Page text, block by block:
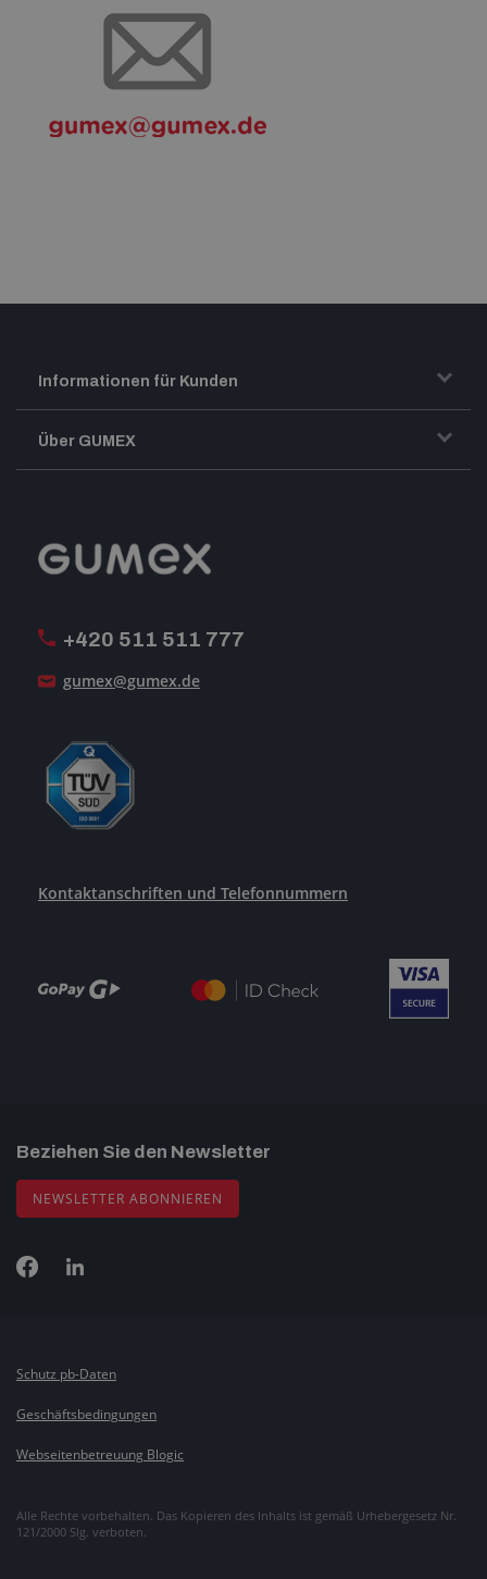
+420 511 511 777
gumex@gumex.de
Kontaktanschriften und Telefonnummern
Informationen für Kunden
Transport und Warenversand
Reklamation
Über GUMEX
GUMEX stellt sich vor
Beziehen Sie den Newsletter
NEWSLETTER ABONNIEREN
Alle Rechte vorbehalten. Das Kopieren des Inhalts ist gemäß Urhebergesetz Nr.
121/2000 Slg. verboten.
Schutz pb-Daten
Geschäftsbedingungen
Webseitenbetreuung Blogic